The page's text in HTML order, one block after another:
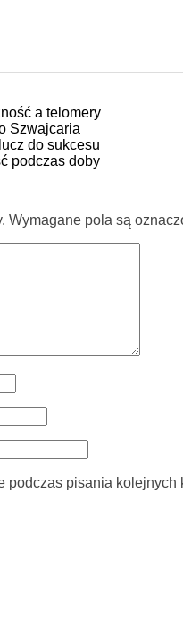
a telomery
Szwajcaria
do sukcesu
podczas doby
Wymagane pola są
pisania kolejnych